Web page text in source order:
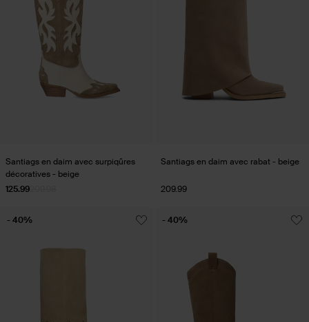
Santiags en daim avec surpiqûres
décoratives - beige
125.99
Santiags en daim avec rabat - beige
209.99
- 40% - 40%